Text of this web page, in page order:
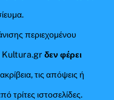
περιεχομένου
Kultura.grδεν φέρει
τις απόψεις ή
τρίτες ιστοσελίδες.